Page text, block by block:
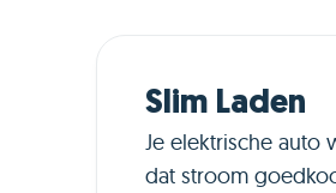
Slim Laden
Je elektrische auto
dat stroom